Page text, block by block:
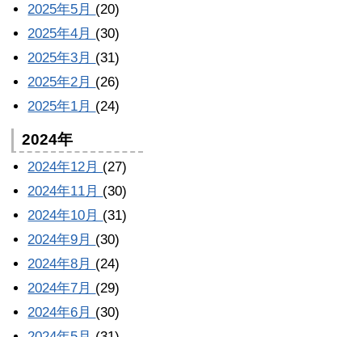
2025年5月 (20)
2025年4月 (30)
2025年3月 (31)
2025年2月 (26)
2025年1月 (24)
2024年
2024年12月 (27)
2024年11月 (30)
2024年10月 (31)
2024年9月 (30)
2024年8月 (24)
2024年7月 (29)
2024年6月 (30)